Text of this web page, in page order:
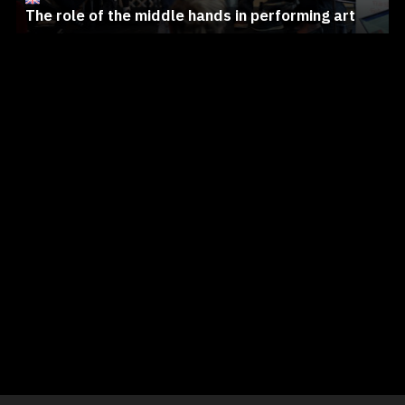
The role of the middle hands in performing art